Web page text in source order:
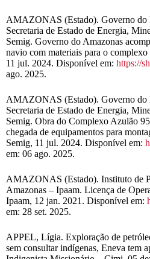
AMAZONAS (Estado). Governo do
Secretaria de Estado de Energia,
Semig. Governo do Amazonas
navio com materiais para o
11 jul. 2024. Disponível em: https://
ago. 2025.
AMAZONAS (Estado). Governo do
Secretaria de Estado de Energia,
Semig. Obra do Complexo Azulão
chegada de equipamentos para
Semig, 11 jul. 2024. Disponível em:
em: 06 ago. 2025.
AMAZONAS (Estado). Instituto de
Amazonas – Ipaam. Licença de
Ipaam, 12 jan. 2021. Disponível em:
em: 28 set. 2025.
APPEL, Lígia. Exploração de
sem consultar indígenas, Eneva tem